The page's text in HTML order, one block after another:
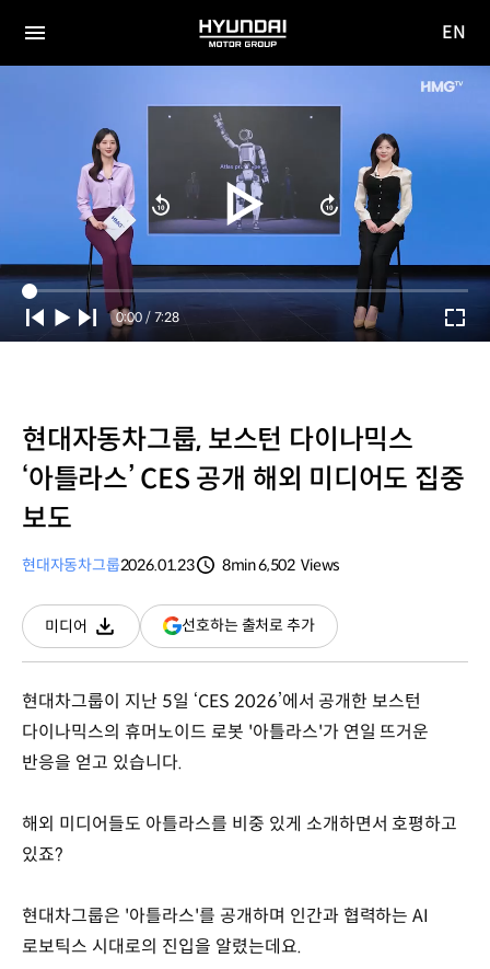
전체
HYUNDAI
MOTOR
사이
EN
Current
Time
0:00 / Duration
7:28
현대자동차그룹, 보스턴 다이나믹스
‘아틀라스’ CES 공개 해외 미디어도 집중
보도
현대자동차그룹2026.01.23
8min6,502 Views
미디어
다운로드
선호하는 출처로 추가(새
창
현대차그룹이 지난 5일 ‘CES 2026’에서 공개한 보스턴
다이나믹스의 휴머노이드 로봇 '아틀라스'가 연일 뜨거운
반응을 얻고 있습니다.
해외 미디어들도 아틀라스를 비중 있게 소개하면서 호평하고
있죠?
현대차그룹은 '아틀라스'를 공개하며 인간과 협력하는 AI
로보틱스 시대로의 진입을 알렸는데요.